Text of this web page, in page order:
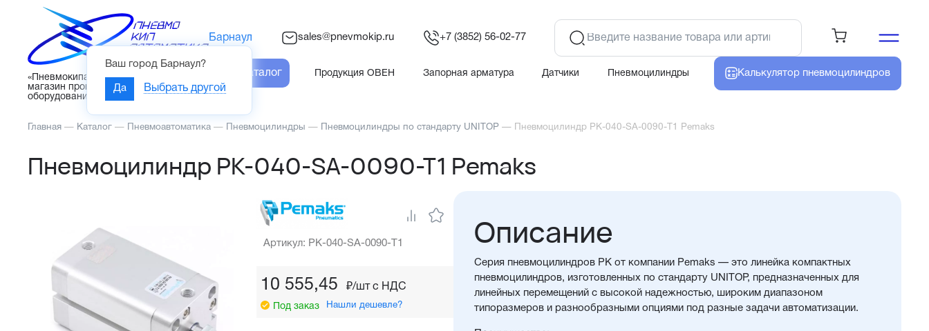
«Пневмокипавтоматика» – интернет-
магазин промышленного
оборудования
Барнаул
Ваш город Барнаул?
Да Выбрать другой
sales@pnevmokip.ru +7 (3852) 56-02-77
Каталог Продукция ОВЕН Запорная арматура Датчики Пневмоцилиндры Калькулятор пневмоцилиндров
Главная — Каталог — Пневмоавтоматика — Пневмоцилиндры — Пневмоцилиндры по стандарту UNITOP — Пневмоцилиндр PK-040-SA-0090-T1 Pemaks
Пневмоцилиндр PK-040-SA-0090-T1 Pemaks
Артикул: PK-040-SA-0090-T1
10 555,45 ₽/шт c НДС
Под заказ Нашли дешевле?
Описание
Серия пневмоцилиндров PK от компании Pemaks — это линейка компактных
пневмоцилиндров, изготовленных по стандарту UNITOP, предназначенных для
линейных перемещений с высокой надежностью, широким диапазоном
типоразмеров и разнообразными опциями под разные задачи автоматизации.